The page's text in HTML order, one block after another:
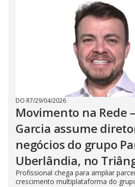
DO R7/29/04/2026
Movimento na Rede
Garcia assume
negócios do grupo
Uberlândia, no
Profissional chega para ampliar
crescimento multiplataforma do